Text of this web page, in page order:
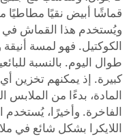
قماشًا أبيض نقيًا مطاطيًا
ويُستخدم هذا القماش
الكوكتيل. فهو لمسة أنيقة
طوال اليوم. بالنسبة
كبيرة. إذ يمكنهم تخزين
المادة، بدءًا من الملابس
الفاخرة. وأخيرًا،
اللايكرا بشكل شائع في